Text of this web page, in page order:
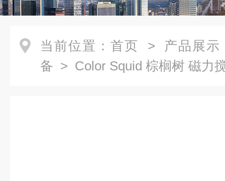
当前位置： 首页 > 产品展示
备 > Color Squid 棕榈树 磁力